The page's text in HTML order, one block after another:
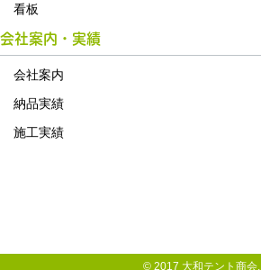
看板
会社案内・実績
会社案内
納品実績
施工実績
© 2017 大和テント商会.